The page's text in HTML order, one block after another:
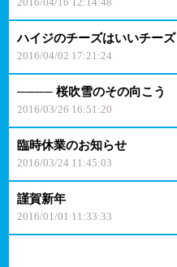
ハイジのチーズはいいチーズ
2016/04/02 17:21:24
──── 桜吹雪のその向こう
2016/03/26 16:51:20
臨時休業のお知らせ
2016/03/24 11:45:03
謹賀新年
2016/01/01 11:33:33